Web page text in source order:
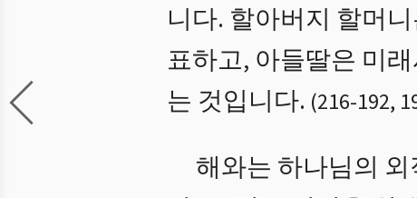
니다. 할아버지 할머
표하고, 아들딸은 미
는 것입니다. (216-192,
해와는 하나님의